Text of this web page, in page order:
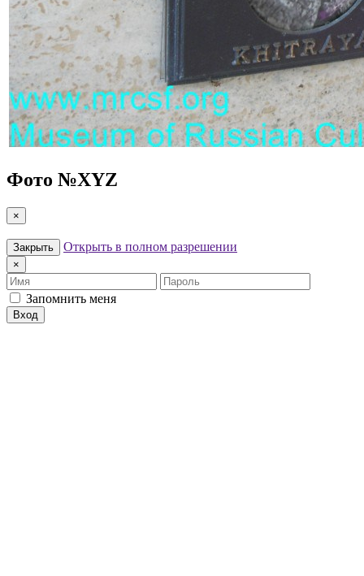
Фото №XYZ
×
Закрыть Открыть в полном разрешении
×
Имя
Пароль
Запомнить меня
Вход